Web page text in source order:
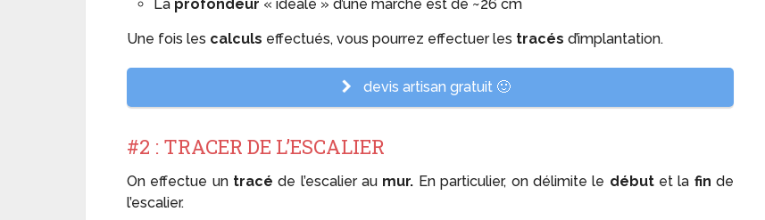
La profondeur « idéale » d’une marche est de ~26 cm
Une fois les calculs effectués, vous pourrez effectuer les tracés d’implantation.
devis artisan gratuit 🙂
#2 : TRACER DE L’ESCALIER
On effectue un tracé de l’escalier au mur. En particulier, on délimite le débutet la fin de
l’escalier.